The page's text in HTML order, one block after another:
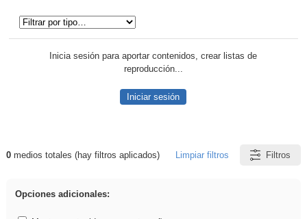
Inicia sesión para aportar contenidos, crear listas de
reproducción...
Iniciar sesión
Resultados de: carrocero
0medios totales (hay filtros aplicados) Limpiar filtros Filtros
Opciones adicionales: